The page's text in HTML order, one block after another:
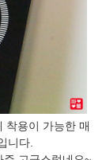
착용이 가능한 매
니다.